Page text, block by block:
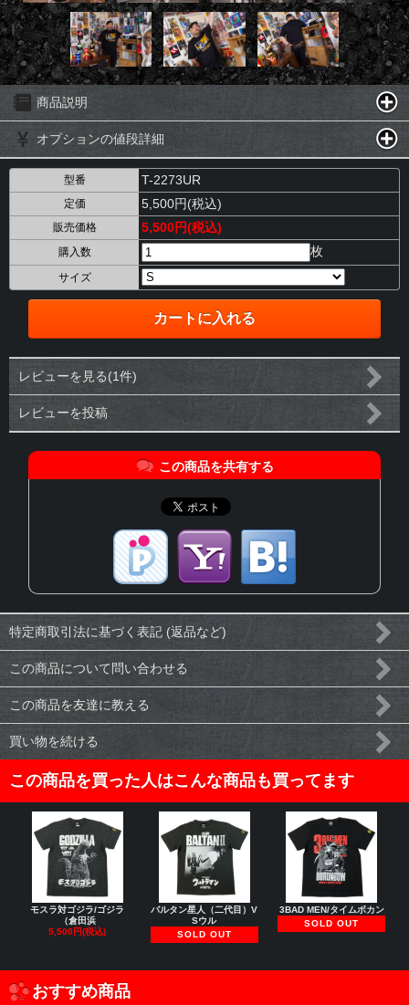
商品説明
オプションの値段詳細
型番 T-2273UR
定価 5,500円(税込)
販売価格 5,500円(税込)
購入数 枚
サイズ
レビューを見る(1件)
レビューを投稿
この商品を共有する
特定商取引法に基づく表記 (返品など)
この商品について問い合わせる
この商品を友達に教える
買い物を続ける
この商品を買った人はこんな商品も買ってます
モスラ対ゴジラ/ゴジラ
（倉田浜
5,500円(税込)
バルタン星人（二代目）V
Sウル
SOLD OUT
3BAD MEN/タイムボカン
SOLD OUT
おすすめ商品